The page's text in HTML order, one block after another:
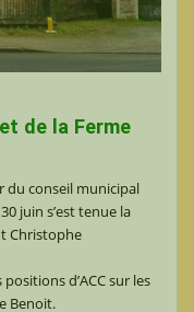
de la Ferme
conseil municipal
juin s’est tenue la
Christophe
d’ACC sur les
Benoit.